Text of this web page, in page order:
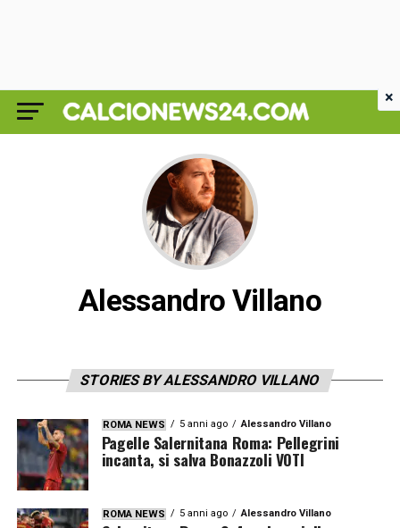
Alessandro Villano
STORIES BY ALESSANDRO VILLANO
ROMA NEWS 5 anni ago Alessandro Villano
Pagelle Salernitana Roma: Pellegrini
incanta, si salva Bonazzoli VOTI
ROMA NEWS 5 anni ago Alessandro Villano
×